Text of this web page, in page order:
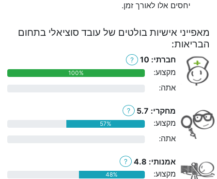
יחסים אלו לאורך זמן.
מאפייני אישיות בולטים של עובד סוציאלי בתחום
הבריאות:
חברתי: 10 ?
מקצוע: 100%
אתה:
מחקרי: 5.7 ?
מקצוע: 57%
אתה:
אמנותי: 4.8 ?
מקצוע: 48%